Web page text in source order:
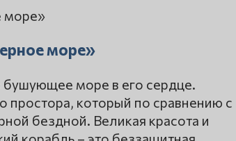
море»
бушующее море в его сердце.
простора, который по сравнению с
бездной. Великая красота и